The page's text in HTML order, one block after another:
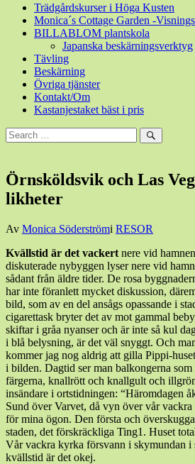
Trädgårdskurser i Höga Kusten
Monica´s Cottage Garden -
BILLABLOM plantskola
Japanska beskärningsverktyg
Tävling
Beskärning
Övriga tjänster
Kontakt/Om
Kastanjestaket bäst i pris
Sök
efter:
Sök
Örnsköldsvik och Las
likheter
Den
november,
201613
november,
2016
Av Monica Söderströmi RESOR
Kvällstid är det vackert nere vid
diskuterade nybyggen lyser nere vid
sådant från äldre tider. De rosa
har inte föranlett mycket diskussion,
bild, som av en del ansågs opassande i
cigarettask bryter det av mot gammal
skiftar i gråa nyanser och är inte så kul
i blå belysning, är det väl snyggt. Och
kommer jag nog aldrig att gilla Pippi-
i bilden. Dagtid ser man balkongerna som
färgerna, knallrött och knallgult och
insändare i ortstidningen: “Häromdagen
Sund över Varvet, då vyn över vår
för mina ögon. Den första och
staden, det förskräckliga Ting1. Huset
Vår vackra kyrka försvann i skymundan i
kvällstid är det okej.